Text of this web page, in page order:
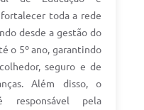
toda a rede
desde a gestão do
o 5º ano, garantindo
seguro e de
Além disso, o
responsável pela